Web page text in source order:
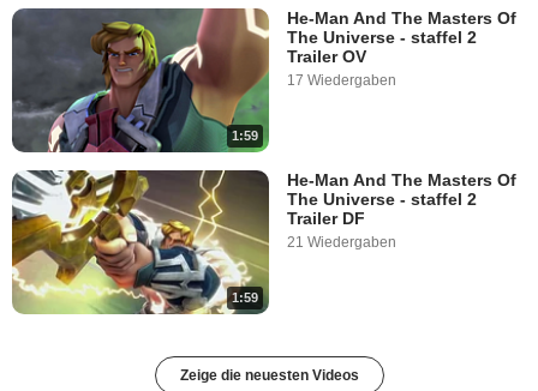
1:59
He-Man And The Masters Of
The Universe - staffel 2
Trailer OV
17 Wiedergaben
1:59
He-Man And The Masters Of
The Universe - staffel 2
Trailer DF
21 Wiedergaben
Zeige die neuesten Videos